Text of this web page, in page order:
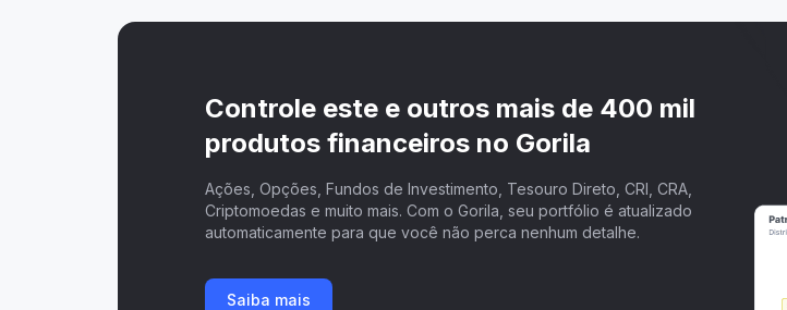
Controle este e outros mais de 400 mil
produtos financeiros no Gorila
Ações, Opções, Fundos de Investimento, Tesouro Direto, CRI, CRA,
Criptomoedas e muito mais. Com o Gorila, seu portfólio é atualizado
automaticamente para que você não perca nenhum detalhe.
Saiba mais